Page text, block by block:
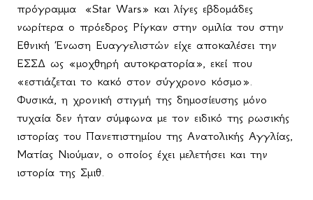
πρόγραμμα
«Star Wars» και λίγες εβδομάδες
νωρίτερα ο πρόεδρος Ρίγκαν στην ομιλία του στην
Εθνική Ένωση Ευαγγελιστών είχε αποκαλέσει την
ΕΣΣΔ ως «μοχθηρή αυτοκρατορία», εκεί που
«εστιάζεται το κακό στον σύγχρονο κόσμο».
Φυσικά, η χρονική στιγμή της δημοσίευσης μόνο
τυχαία δεν ήταν σύμφωνα με τον ειδικό της ρωσικής
ιστορίας του Πανεπιστημίου της Ανατολικής Αγγλίας,
Ματίας Νιούμαν, ο οποίος έχει μελετήσει και την
ιστορία της Σμιθ.